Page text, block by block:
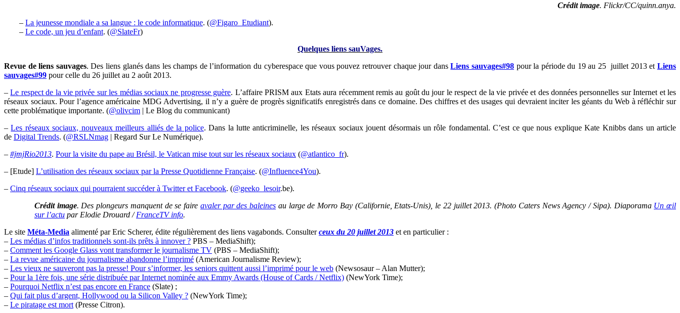
Crédit image. Flickr/CC/quinn.anya.
– La jeunesse mondiale a sa langue : le code informatique. (@Figaro_Etudiant).
– Le code, un jeu d’enfant. (@SlateFr)
Quelques liens sauVages.
Revue de liens sauvages. Des liens glanés dans les champs de l’information du cyberespace que vous pouvez retrouver chaque jour dansLiens sauvages#98pour la période du 19 au 25 juillet 2013 etLiens
sauvages#99 pour celle du 26 juillet au 2 août 2013.
–Le respect de la vie privée sur les médias sociaux ne progresse guère. L’affaire PRISM aux Etats aura récemment remis au goût du jour le respect de la vie privée et des données personnelles sur Internet et les
réseaux sociaux. Pour l’agence américaine MDG Advertising, il n’y a guère de progrès significatifs enregistrés dans ce domaine. Des chiffres et des usages qui devraient inciter les géants du Web à réfléchir sur
cette problématique importante. (@olivcim | Le Blog du communicant)
–Les réseaux sociaux, nouveaux meilleurs alliés de la police. Dans la lutte anticriminelle, les réseaux sociaux jouent désormais un rôle fondamental. C’est ce que nous explique Kate Knibbs dans un article
de Digital Trends. (@RSLNmag | Regard Sur Le Numérique).
– #jmjRio2013. Pour la visite du pape au Brésil, le Vatican mise tout sur les réseaux sociaux (@atlantico_fr).
– [Etude] L’utilisation des réseaux sociaux par la Presse Quotidienne Française. (@Influence4You).
– Cinq réseaux sociaux qui pourraient succéder à Twitter et Facebook. (@geeko_lesoir.be).
Crédit image. Des plongeurs manquent de se faire avaler par des baleines au large de Morro Bay (Californie, Etats-Unis), le 22 juillet 2013. (Photo Caters News Agency / Sipa). Diaporama Un œil
sur l’actu par Elodie Drouard /FranceTV info.
Le site Méta-Media alimenté par Eric Scherer, édite régulièrement des liens vagabonds. Consulter ceux du 20 juillet 2013 et en particulier :
– Les médias d’infos traditionnels sont-ils prêts à innover ? PBS – MediaShift);
– Comment les Google Glass vont transformer le journalisme TV (PBS – MediaShift);
– La revue américaine du journalisme abandonne l’imprimé (American Journalisme Review);
– Les vieux ne sauveront pas la presse! Pour s’informer, les seniors quittent aussi l’imprimé pour le web (Newsosaur – Alan Mutter);
– Pour la 1ère fois, une série distribuée par Internet nominée aux Emmy Awards (House of Cards / Netflix) (NewYork Time);
– Pourquoi Netflix n’est pas encore en France (Slate) ;
– Qui fait plus d’argent, Hollywood ou la Silicon Valley ? (NewYork Time);
– Le piratage est mort (Presse Citron).